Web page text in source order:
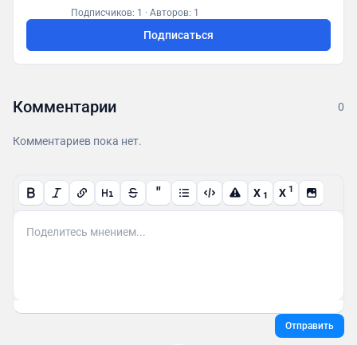
Индии ⚡️ Контакты: https://india.com.ru/contacts
Подписчиков: 1 · Авторов: 1
Подписаться
Комментарии 0
Комментариев пока нет.
" X 1 X 1
Отправить